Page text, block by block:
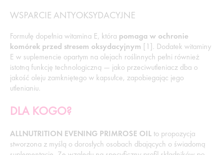
WSPARCIE ANTYOKSYDACYJNE
Formułę dopełnia witamina E, która pomaga w ochronie
komórek przed stresem oksydacyjnym [1]. Dodatek witaminy
E w suplemencie opartym na olejach roślinnych pełni również
istotną funkcję technologiczną — jako przeciwutleniacz dba o
jakość oleju zamkniętego w kapsułce, zapobiegając jego
utlenianiu.
DLA KOGO?
ALLNUTRITION EVENING PRIMROSE OILto propozycja
stworzona z myślą o dorosłych osobach dbających o świadomą